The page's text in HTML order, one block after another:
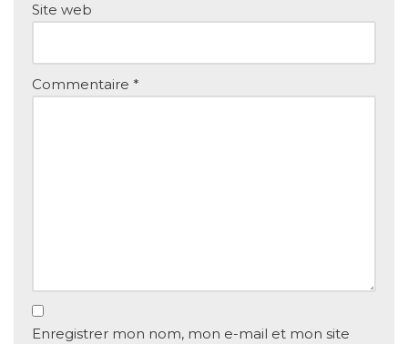
Site web
Commentaire *
Enregistrer mon nom, mon e-mail et mon site